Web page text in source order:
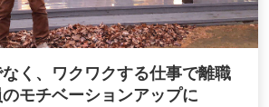
く、ワクワクする仕事で離職
モチベーションアップに